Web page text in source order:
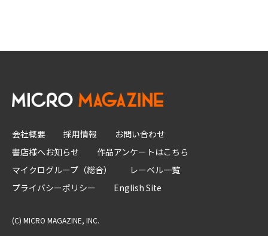
会社概要 採用情報
お問い合わせ
書店様へお知らせ
作品アンケートはこちら
マイクログループ（総合）
レーベル一覧
プライバシーポリシー
English Site
(C) MICRO MAGAZINE, INC.